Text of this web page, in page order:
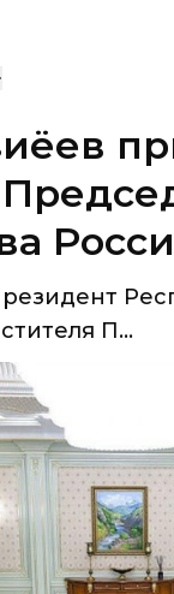
П...